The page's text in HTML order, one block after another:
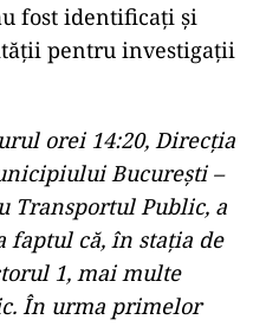
fost identificați și
pentru investigații